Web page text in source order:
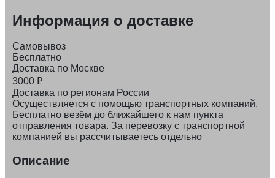
Информация о доставке
Самовывоз
Бесплатно
Доставка по Москве
3000 ₽
Доставка по регионам России
Осуществляется с помощью транспортных компаний.
Бесплатно везём до ближайшего к нам пункта
отправления товара. За перевозку с транспортной
компанией вы рассчитываетесь отдельно
Описание